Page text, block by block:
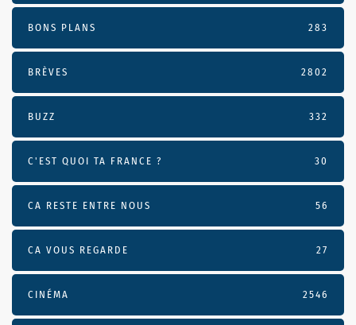
BONS PLANS 283
BRÈVES 2802
BUZZ 332
C'EST QUOI TA FRANCE ? 30
CA RESTE ENTRE NOUS 56
CA VOUS REGARDE 27
CINÉMA 2546